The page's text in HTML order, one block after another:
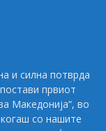
и силна потврда
првиот
Македонија“, во
со нашите